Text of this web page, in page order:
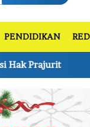
PENDIDIKAN
Polsek Pkl